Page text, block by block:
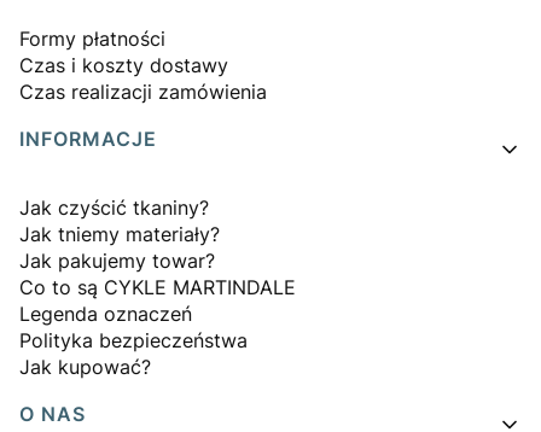
Formy płatności
Czas i koszty dostawy
Czas realizacji zamówienia
INFORMACJE
Jak czyścić tkaniny?
Jak tniemy materiały?
Jak pakujemy towar?
Co to są CYKLE MARTINDALE
Legenda oznaczeń
Polityka bezpieczeństwa
Jak kupować?
O NAS